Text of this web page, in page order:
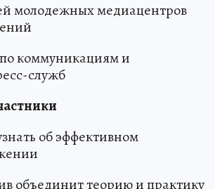
молодежных медиацентров
коммуникациям и
служб
об эффективном
объединит теорию и практику